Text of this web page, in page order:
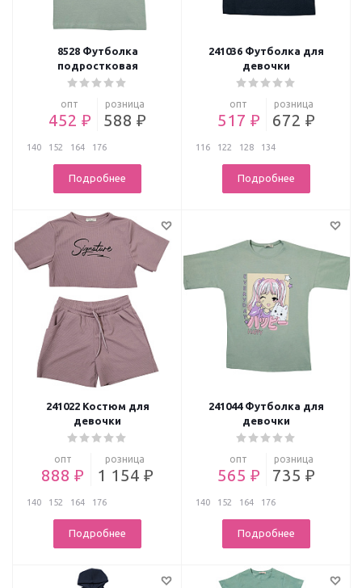
8528 Футболка
подростковая
опт
452 ₽
розница
588 ₽
140 152 164 176
Подробнее
241036 Футболка для
девочки
опт
517 ₽
розница
672 ₽
116 122 128 134
Подробнее
241022 Костюм для
девочки
опт
888 ₽
розница
1 154 ₽
140 152 164 176
Подробнее
241044 Футболка для
девочки
опт
565 ₽
розница
735 ₽
140 152 164 176
Подробнее